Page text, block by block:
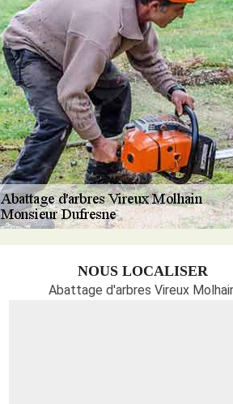
NOUS LOCALISER
Abattage d'arbres Vireux